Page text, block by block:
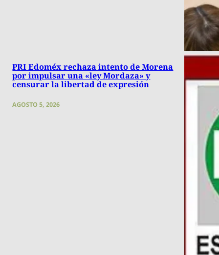
PRI Edoméx rechaza intento de Morena
por impulsar una «ley Mordaza» y
censurar la libertad de expresión
AGOSTO 5, 2026